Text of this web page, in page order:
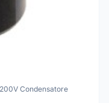
Condensatore